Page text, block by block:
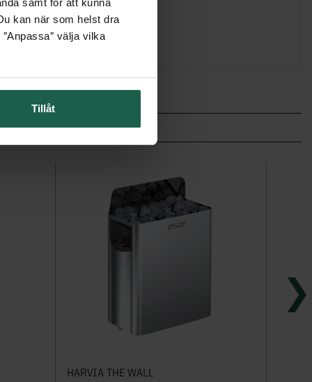
samt för att kunna
kan när som helst dra
välja vilka
Tillåt
HARVIA THE WALL